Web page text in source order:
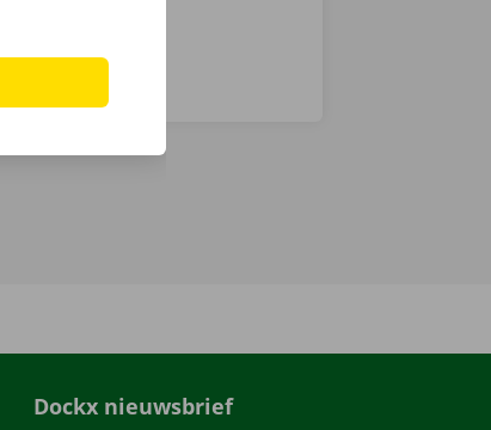
Dockx nieuwsbrief